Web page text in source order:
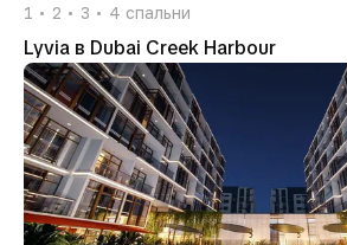
1 2 3 4 спальни
Lyvia в Dubai Creek Harbour